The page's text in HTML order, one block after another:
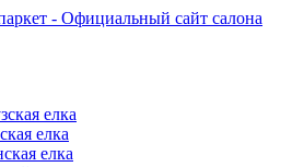
елка
елка
елка